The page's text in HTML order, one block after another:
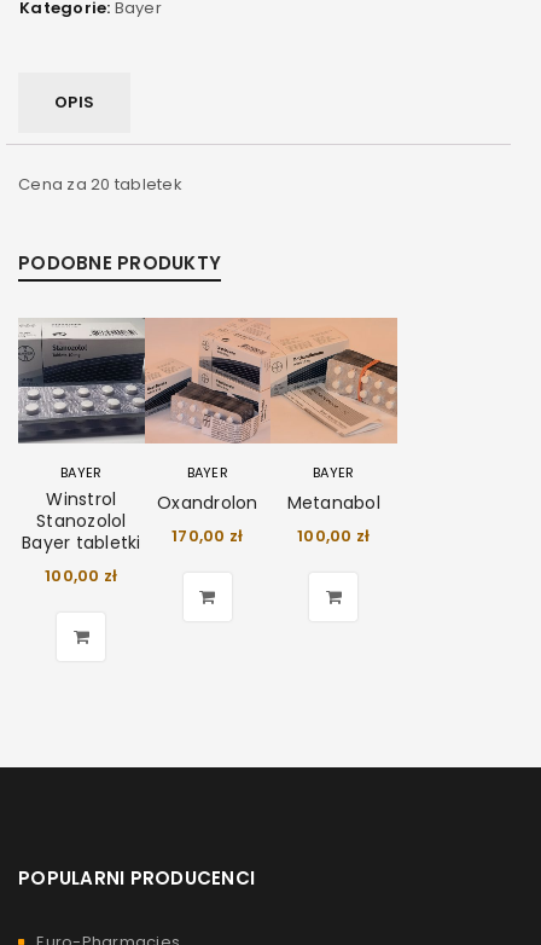
Kategorie: Bayer
OPIS
Cena za 20 tabletek
PODOBNE PRODUKTY
BAYER
Winstrol
Stanozolol
Bayer tabletki
100,00 zł
BAYER
Oxandrolon
170,00 zł
BAYER
Metanabol
100,00 zł
POPULARNI PRODUCENCI